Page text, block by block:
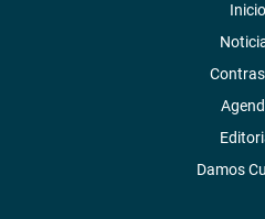
Inicio
Damos